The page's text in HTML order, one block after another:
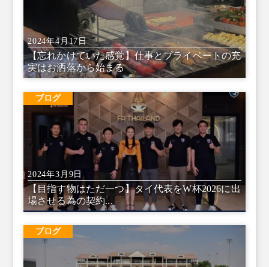
2024年4月17日
【忘れかけていた感覚】仕事とプライベートの充
実はお洒落から始まる
ブログ
2024年3月9日
【目指す物はただ一つ】タイ代表をW杯2026に出
場させる為の契約...
ブログ